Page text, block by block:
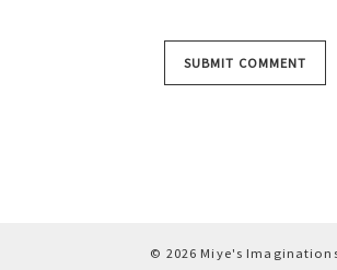
© 2026 Miye's